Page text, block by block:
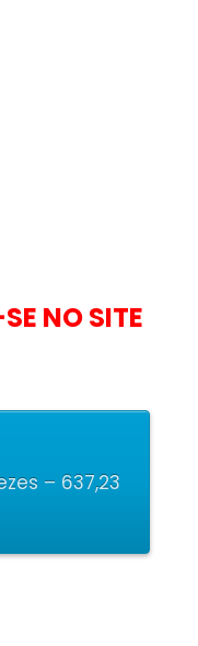
NO SITE
– 637,23